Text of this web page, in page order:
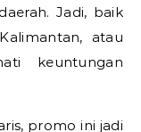
Jadi, baik
atau
keuntungan
promo ini jadi